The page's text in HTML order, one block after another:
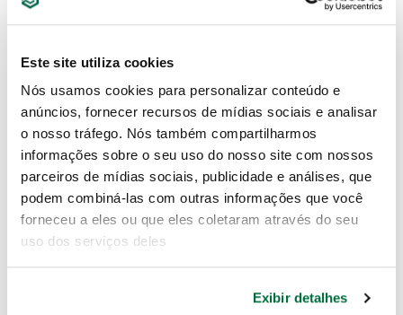
Este site utiliza cookies
Nós usamos cookies para personalizar conteúdo e
anúncios, fornecer recursos de mídias sociais e analisar
o nosso tráfego. Nós também compartilharmos
informações sobre o seu uso do nosso site com nossos
parceiros de mídias sociais, publicidade e análises, que
podem combiná-las com outras informações que você
forneceu a eles ou que eles coletaram através do seu
uso dos serviços deles
Exibir detalhes
SC355057T